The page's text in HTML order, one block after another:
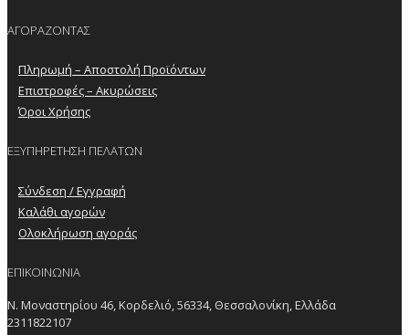
ΑΓΟΡΑΖΟΝΤΑΣ
Πληρωμή – Αποστολή Προϊόντων
Επιστροφές – Ακυρώσεις
Όροι Χρήσης
ΕΞΥΠΗΡΕΤΗΣΗ ΠΕΛΑΤΩΝ
Σύνδεση / Εγγραφή
Καλάθι αγορών
Ολοκλήρωση αγοράς
ΕΠΙΚΟΙΝΩΝΙΑ
Ν. Μοναστηρίου 46, Κορδελιό, 56334, Θεσσαλονίκη, Ελλάδα
2311822107